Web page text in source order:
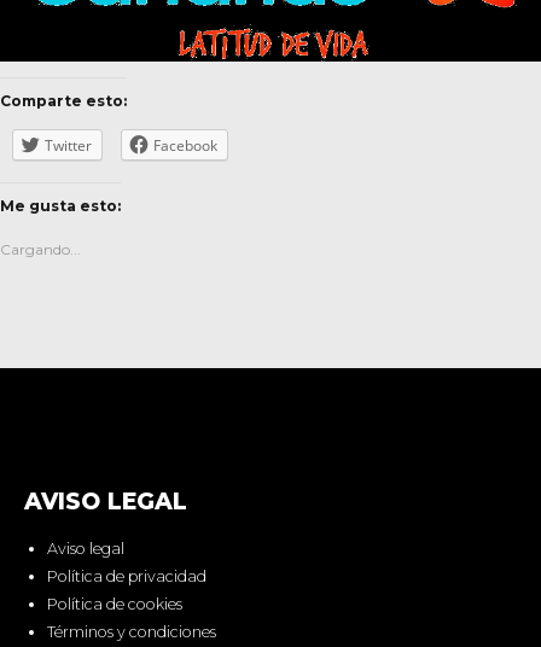
Comparte esto:
Twitter Facebook
Me gusta esto:
Cargando...
AVISO LEGAL
Aviso legal
Política de privacidad
Política de cookies
Términos y condiciones